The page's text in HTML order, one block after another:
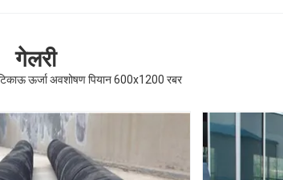
गेलरी
ऊर्जा अवशोषण पियान 600x1200 रबर